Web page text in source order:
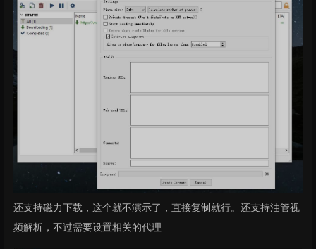
还支持磁力下载，这个就不演示了，直接复制就行。还支持油管视
频解析，不过需要设置相关的代理